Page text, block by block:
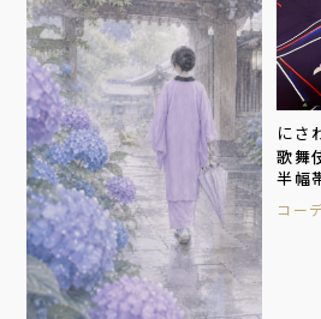
にさ
歌舞
半幅
コー